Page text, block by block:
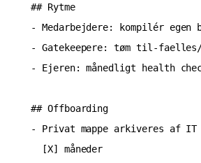
## Rytme
- Medarbejdere: kompilér
- Gatekeepere: tøm til-faelles/
- Ejeren: månedligt health
## Offboarding
- Privat mappe arkiveres af
  [X] måneder